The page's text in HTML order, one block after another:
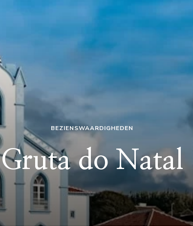
BEZIENSWAARDIGHEDEN
Gruta do Natal